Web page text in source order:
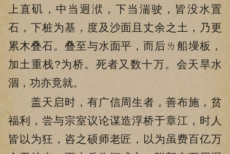
上直矶，中当迥洑，下当湍驶，皆没水置
石，下桩为基，度及沙面且丈余之土，乃更
累木叠石。叠至与水面平，而后ㄌ船墁板，
加土重栈?为桥。死者又数十万。会天旱水
涸，功亦竟就。
盖天启时，有广信周生者，善布施，贫
福利，尝与宗室议论谋造浮桥于章江，时人
皆以为狂，咨之硕师老匠，以为虽费百亿万